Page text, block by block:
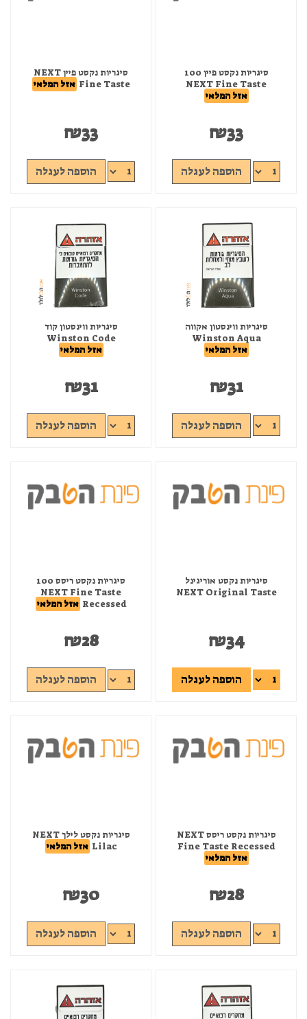
סיגריות נקסט פיין 100
NEXT Fine Taste
אזל המלאי
₪33
הוספה לעגלה
סיגריות נקסט פיין NEXT
Fine Taste אזל המלאי
₪33
הוספה לעגלה
סיגריות ווינסטון אקווה
Winston Aqua
אזל המלאי
₪31
הוספה לעגלה
סיגריות ווינסטון קוד
Winston Code
אזל המלאי
₪31
הוספה לעגלה
סיגריות נקסט אוריגינל
NEXT Original Taste
₪34
הוספה לעגלה
סיגריות נקסט ריסס 100
NEXT Fine Taste
Recessed אזל המלאי
₪28
הוספה לעגלה
סיגריות נקסט ריסס NEXT
Fine Taste Recessed
אזל המלאי
₪28
הוספה לעגלה
סיגריות נקסט לילך NEXT
Lilac אזל המלאי
₪30
הוספה לעגלה